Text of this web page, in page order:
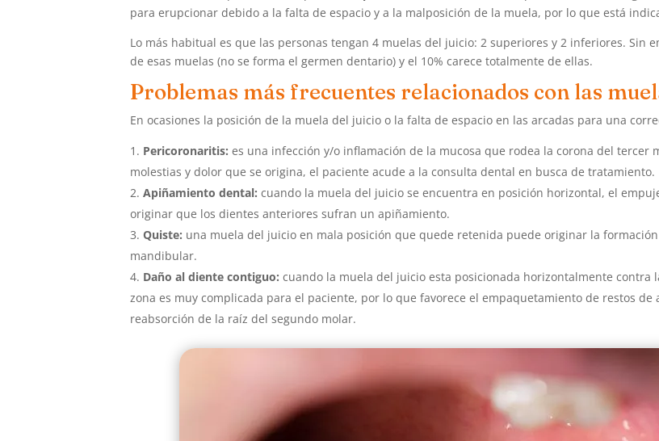
para erupcionar debido a la falta de espacio y a la malposición de la muela, por lo que está
Lo más habitual es que las personas tengan 4 muelas del juicio: 2 superiores y 2 inferiores. Sin
de esas muelas (no se forma el germen dentario) y el 10% carece totalmente de ellas.
Problemas más frecuentes relacionados con las
En ocasiones la posición de la muela del juicio o la falta de espacio en las arcadas para una
Pericoronaritis: es una infección y/o inflamación de la mucosa que rodea la corona del tercer
molestias y dolor que se origina, el paciente acude a la consulta dental en busca de tratamiento.
Apiñamiento dental: cuando la muela del juicio se encuentra en posición horizontal, el
originar que los dientes anteriores sufran un apiñamiento.
Quiste: una muela del juicio en mala posición que quede retenida puede originar la
mandibular.
Daño al diente contiguo: cuando la muela del juicio esta posicionada horizontalmente contra
zona es muy complicada para el paciente, por lo que favorece el empaquetamiento de restos de
reabsorción de la raíz del segundo molar.